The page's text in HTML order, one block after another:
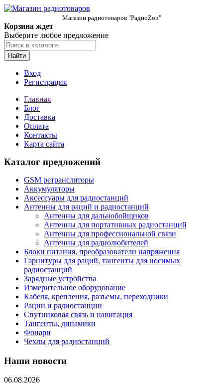
Магазин радиотоваров "РадиоZon"
Корзина ждет
Выберите любое предложение
Найти
Вход
Регистрация
Главная
Блог
Доставка
Оплата
Контакты
Карта сайта
Каталог предложений
GSM ретрансляторы
Аккумуляторы
Аксессуары для радиостанций
Антенны для раций и радиостанций
Антенны для дальнобойщиков
Антенны для портативных радиостанций
Антенны для профессиональной связи
Антенны для радиолюбителей
Блоки питания, преобразователи напряжения
Гарнитуры для раций, тангенты для носимых
радиостанций
Зарядные устройства
Измерительное оборудование
Кабеля, крепления, разъемы, переходники
Рации и радиостанции
Спутниковая связь и навигация
Тангенты, динамики
Фонари
Чехлы для радиостанций
Наши новости
06.08.2026